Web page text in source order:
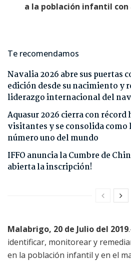
a la población infantil con
Te recomendamos
Navalia 2026 abre sus puertas
edición desde su nacimiento y
liderazgo internacional del
Aquasur 2026 cierra con récord
visitantes y se consolida como
número uno del mundo
IFFO anuncia la Cumbre de
abierta la inscripción!
Malabrigo, 20 de Julio del 2019
identificar, monitorear y
en la población infantil y en el